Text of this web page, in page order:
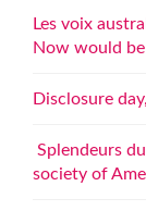
Les voix
Now would
Disclosure
Splendeurs
society of